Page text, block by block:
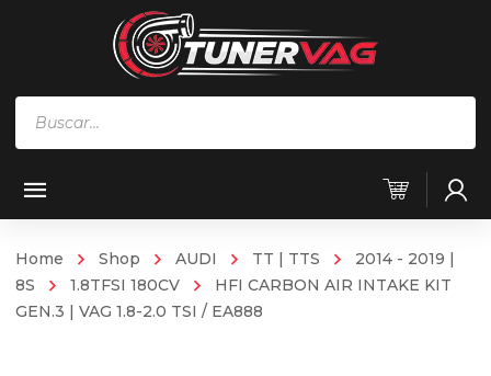
Home Shop AUDI TT | TTS
2014 - 2019 |
8S
1.8TFSI 180CV
HFI CARBON AIR INTAKE KIT
GEN.3 | VAG 1.8-2.0 TSI / EA888